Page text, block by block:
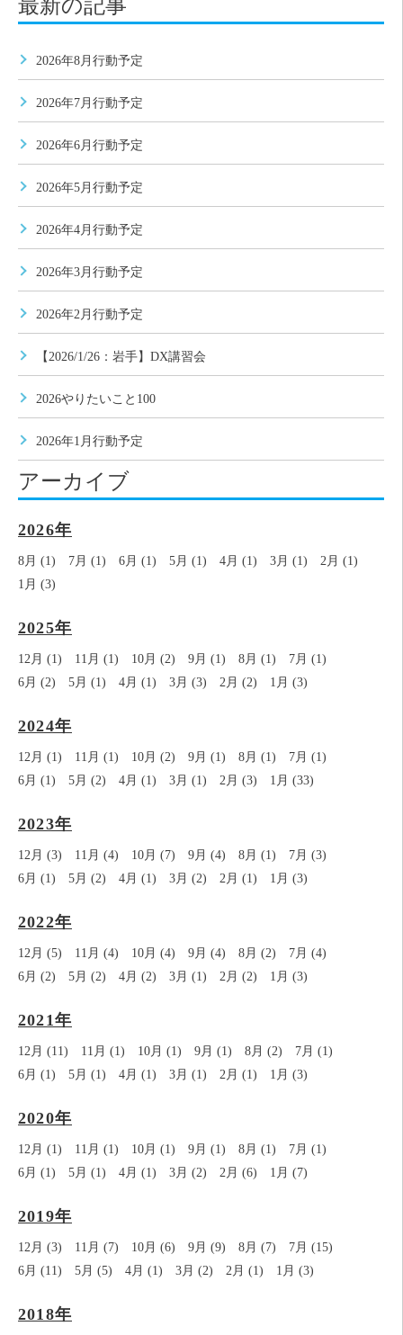
最新の記事
2026年8月行動予定
2026年7月行動予定
2026年6月行動予定
2026年5月行動予定
2026年4月行動予定
2026年3月行動予定
2026年2月行動予定
【2026/1/26：岩手】DX講習会
2026やりたいこと100
2026年1月行動予定
アーカイブ
2026年
8月 (1) 7月 (1) 6月 (1) 5月 (1) 4月 (1) 3月 (1)
2月 (1)
1月 (3)
2025年
12月 (1) 11月 (1) 10月 (2) 9月 (1) 8月 (1)
7月 (1)
6月 (2)
5月 (1) 4月 (1) 3月 (3) 2月 (2) 1月 (3)
2024年
12月 (1) 11月 (1) 10月 (2) 9月 (1) 8月 (1)
7月 (1)
6月 (1)
5月 (2) 4月 (1) 3月 (1) 2月 (3) 1月 (33)
2023年
12月 (3) 11月 (4) 10月 (7) 9月 (4) 8月 (1)
7月 (3)
6月 (1)
5月 (2) 4月 (1) 3月 (2) 2月 (1) 1月 (3)
2022年
12月 (5) 11月 (4) 10月 (4) 9月 (4) 8月 (2)
7月 (4)
6月 (2)
5月 (2) 4月 (2) 3月 (1) 2月 (2) 1月 (3)
2021年
12月 (11) 11月 (1) 10月 (1) 9月 (1) 8月 (2)
7月 (1)
6月 (1)
5月 (1) 4月 (1) 3月 (1) 2月 (1) 1月 (3)
2020年
12月 (1) 11月 (1) 10月 (1) 9月 (1) 8月 (1)
7月 (1)
6月 (1)
5月 (1) 4月 (1) 3月 (2) 2月 (6) 1月 (7)
2019年
12月 (3) 11月 (7) 10月 (6) 9月 (9) 8月 (7)
7月 (15)
6月 (11)
5月 (5) 4月 (1) 3月 (2) 2月 (1) 1月 (3)
2018年